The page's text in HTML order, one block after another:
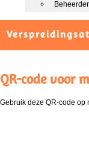
QR-code voor
Gebruik deze QR-code op